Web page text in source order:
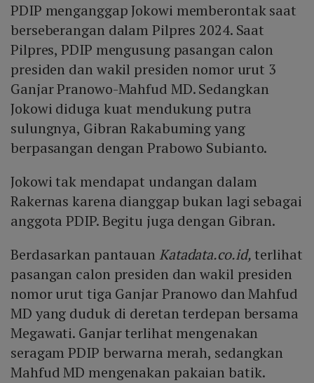
PDIP menganggap Jokowi memberontak saat
berseberangan dalam Pilpres 2024. Saat
Pilpres, PDIP mengusung pasangan calon
presiden dan wakil presiden nomor urut 3
Ganjar Pranowo-Mahfud MD. Sedangkan
Jokowi diduga kuat mendukung putra
sulungnya, Gibran Rakabuming yang
berpasangan dengan Prabowo Subianto.
Jokowi tak mendapat undangan dalam
Rakernas karena dianggap bukan lagi sebagai
anggota PDIP. Begitu juga dengan Gibran.
Berdasarkan pantauan Katadata.co.id,terlihat
pasangan calon presiden dan wakil presiden
nomor urut tiga Ganjar Pranowo dan Mahfud
MD yang duduk di deretan terdepan bersama
Megawati. Ganjar terlihat mengenakan
seragam PDIP berwarna merah, sedangkan
Mahfud MD mengenakan pakaian batik.